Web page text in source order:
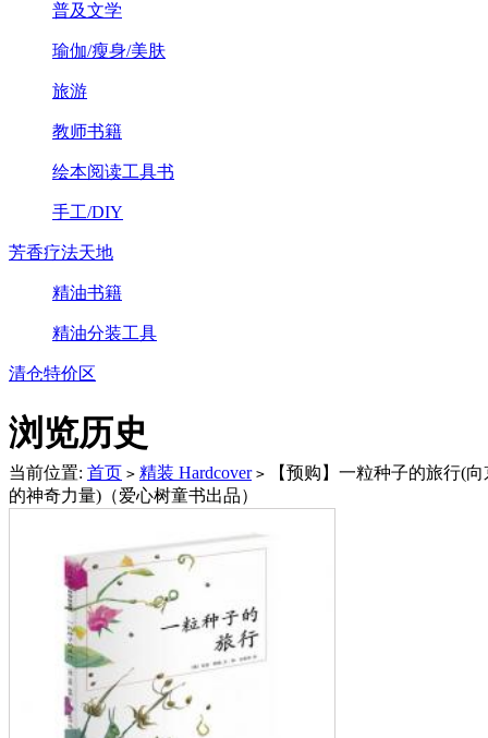
普及文学
瑜伽/瘦身/美肤
旅游
教师书籍
绘本阅读工具书
手工/DIY
芳香疗法天地
精油书籍
精油分装工具
清仓特价区
浏览历史
当前位置: 首页 > 精装 Hardcover > 【预购】一粒种子的旅行(
的神奇力量)（爱心树童书出品）